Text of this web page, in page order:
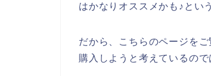
はかなりオススメかも♪とい
だから、こちらのページを
購入しようと考えているの